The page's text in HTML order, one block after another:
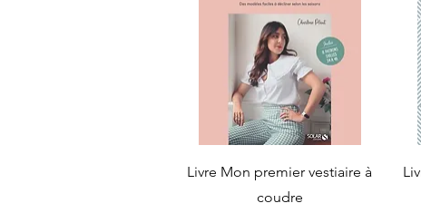
Aperçu rapide
Livre Mon premier vestiaire à
coudre